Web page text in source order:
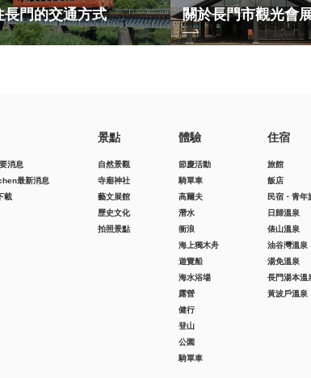
長門的交通方式 關於長門市觀光會
消息
最新消息
載
景點
自然景觀
寺廟神社
藝文展館
歷史文化
拍照景點
體驗
節慶活動
騎單車
高爾夫
潛水
衝浪
海上獨木舟
遊覽船
海水浴場
露營
健行
登山
公園
騎單車
住宿
旅館
飯店
民宿・青年
日歸溫泉
俵山溫泉
油谷灣溫泉
湯免溫泉
長門湯本溫
黃波戶溫泉